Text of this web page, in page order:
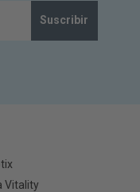
Suscribir
Vitality